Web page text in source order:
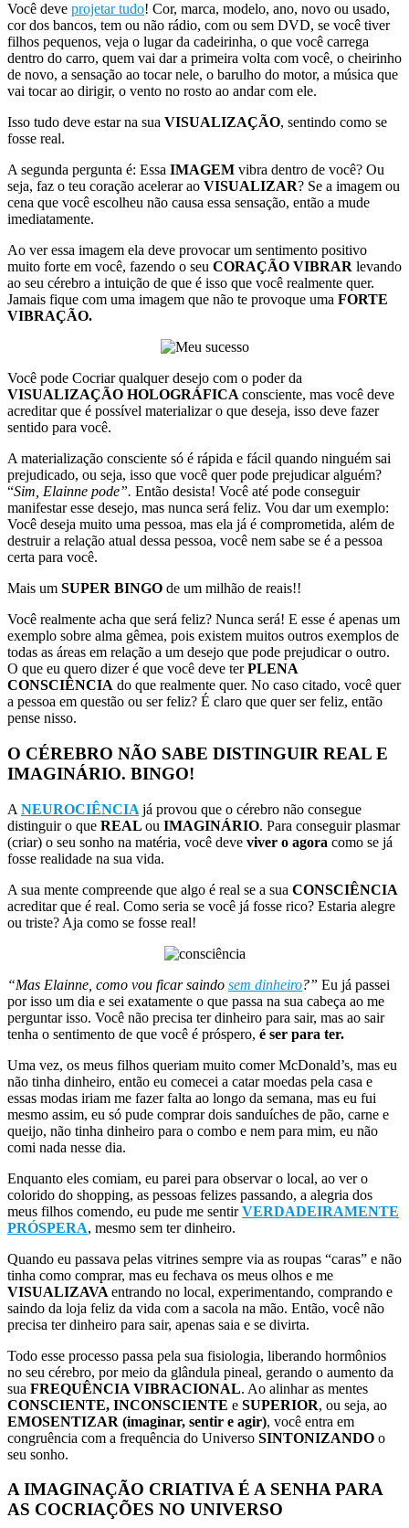
Você deve projetar tudo! Cor, marca, modelo, ano, novo ou usado,
cor dos bancos, tem ou não rádio, com ou sem DVD, se você tiver
filhos pequenos, veja o lugar da cadeirinha, o que você carrega
dentro do carro, quem vai dar a primeira volta com você, o cheirinho
de novo, a sensação ao tocar nele, o barulho do motor, a música que
vai tocar ao dirigir, o vento no rosto ao andar com ele.
Isso tudo deve estar na sua VISUALIZAÇÃO, sentindo como se
fosse real.
A segunda pergunta é: Essa IMAGEM vibra dentro de você? Ou
seja, faz o teu coração acelerar ao VISUALIZAR? Se a imagem ou
cena que você escolheu não causa essa sensação, então a mude
imediatamente.
Ao ver essa imagem ela deve provocar um sentimento positivo
muito forte em você, fazendo o seu CORAÇÃO VIBRAR levando
ao seu cérebro a intuição de que é isso que você realmente quer.
Jamais fique com uma imagem que não te provoque uma FORTE
VIBRAÇÃO.
Você pode Cocriar qualquer desejo com o poder da
VISUALIZAÇÃO HOLOGRÁFICA consciente, mas você deve
acreditar que é possível materializar o que deseja, isso deve fazer
sentido para você.
A materialização consciente só é rápida e fácil quando ninguém sai
prejudicado, ou seja, isso que você quer pode prejudicar alguém?
“Sim, Elainne pode”. Então desista! Você até pode conseguir
manifestar esse desejo, mas nunca será feliz. Vou dar um exemplo:
Você deseja muito uma pessoa, mas ela já é comprometida, além de
destruir a relação atual dessa pessoa, você nem sabe se é a pessoa
certa para você.
Mais um SUPER BINGO de um milhão de reais!!
Você realmente acha que será feliz? Nunca será! E esse é apenas um
exemplo sobre alma gêmea, pois existem muitos outros exemplos de
todas as áreas em relação a um desejo que pode prejudicar o outro.
O que eu quero dizer é que você deve terPLENA
CONSCIÊNCIA do que realmente quer. No caso citado, você quer
a pessoa em questão ou ser feliz? É claro que quer ser feliz, então
pense nisso.
O CÉREBRO NÃO SABE DISTINGUIR REAL E
IMAGINÁRIO. BINGO!
A NEUROCIÊNCIA já provou que o cérebro não consegue
distinguir o que REAL ou IMAGINÁRIO. Para conseguir plasmar
(criar) o seu sonho na matéria, você deve viver o agora como se já
fosse realidade na sua vida.
A sua mente compreende que algo é real se a sua CONSCIÊNCIA
acreditar que é real. Como seria se você já fosse rico? Estaria alegre
ou triste? Aja como se fosse real!
“Mas Elainne, como vou ficar saindo sem dinheiro?” Eu já passei
por isso um dia e sei exatamente o que passa na sua cabeça ao me
perguntar isso. Você não precisa ter dinheiro para sair, mas ao sair
tenha o sentimento de que você é próspero, é ser para ter.
Uma vez, os meus filhos queriam muito comer McDonald’s, mas eu
não tinha dinheiro, então eu comecei a catar moedas pela casa e
essas modas iriam me fazer falta ao longo da semana, mas eu fui
mesmo assim, eu só pude comprar dois sanduíches de pão, carne e
queijo, não tinha dinheiro para o combo e nem para mim, eu não
comi nada nesse dia.
Enquanto eles comiam, eu parei para observar o local, ao ver o
colorido do shopping, as pessoas felizes passando, a alegria dos
meus filhos comendo, eu pude me sentirVERDADEIRAMENTE
PRÓSPERA, mesmo sem ter dinheiro.
Quando eu passava pelas vitrines sempre via as roupas “caras” e não
tinha como comprar, mas eu fechava os meus olhos e me
VISUALIZAVA entrando no local, experimentando, comprando e
saindo da loja feliz da vida com a sacola na mão. Então, você não
precisa ter dinheiro para sair, apenas saia e se divirta.
Todo esse processo passa pela sua fisiologia, liberando hormônios
no seu cérebro, por meio da glândula pineal, gerando o aumento da
sua FREQUÊNCIA VIBRACIONAL. Ao alinhar as mentes
CONSCIENTE, INCONSCIENTE e SUPERIOR, ou seja, ao
EMOSENTIZAR (imaginar, sentir e agir), você entra em
congruência com a frequência do Universo SINTONIZANDO o
seu sonho.
A IMAGINAÇÃO CRIATIVA É A SENHA PARA
AS COCRIAÇÕES NO UNIVERSO